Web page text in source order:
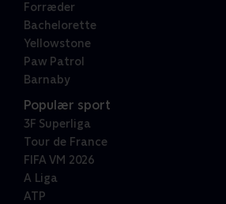
Forræder
Bachelorette
Yellowstone
Paw Patrol
Barnaby
Populær sport
3F Superliga
Tour de France
FIFA VM 2026
A Liga
ATP